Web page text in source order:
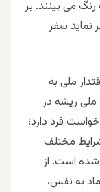
می بینند. بر
نماید سفر
ملی به
ملی ریشه در
فرد دارد؛
مختلف
شده است. از
به نفس،